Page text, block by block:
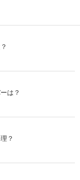
は？
？